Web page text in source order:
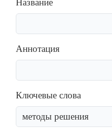
Название
Аннотация
Ключевые слова